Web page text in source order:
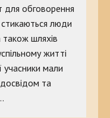
для обговорення
стикаються люди
також шляхів
житті
учасники мали
та